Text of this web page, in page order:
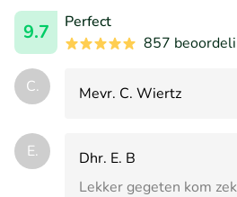
9.7
Perfect
857
C. Mevr. C. Wiertz
E.
Dhr. E. B
Lekker gegeten kom